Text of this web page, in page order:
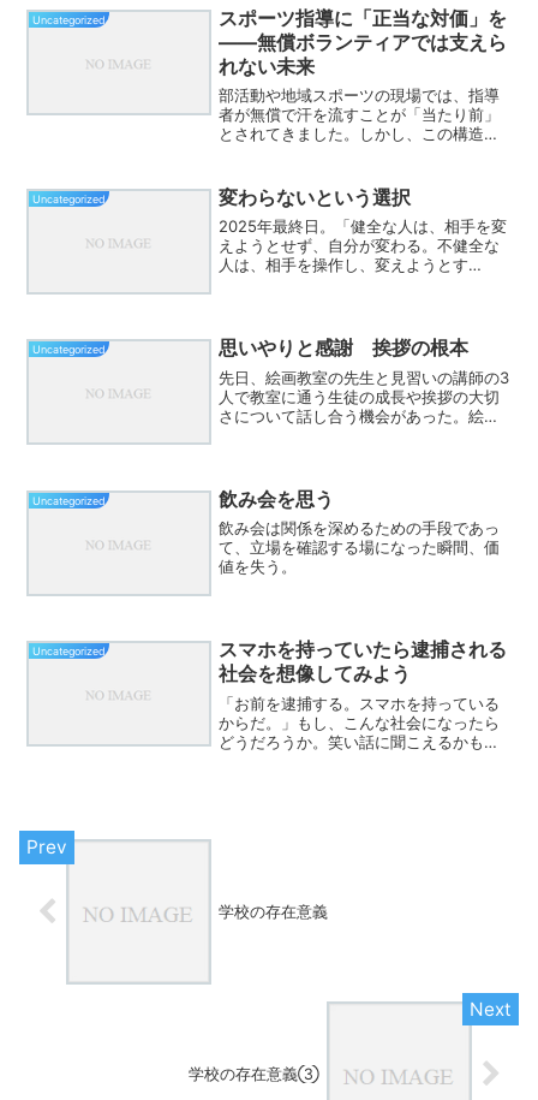
んな中、あなたが言った「何...
Uncategorized
スポーツ指導に「正当な対価」を
――無償ボランティアでは支えら
れない未来
部活動や地域スポーツの現場では、指導
者が無償で汗を流すことが「当たり前」
とされてきました。しかし、この構造は
も大きい。技術・安全管理・メンタルケ
ア――いずれも決して「つ...
Uncategorized 変わらないという選択
2025年最終日。「健全な人は、相手を変
えようとせず、自分が変わる。不健全な
人は、相手を操作し、変えようとす
験。そうした“外付けの力”...
Uncategorized 思いやりと感謝 挨拶の根本
先日、絵画教室の先生と見習いの講師の3
人で教室に通う生徒の成長や挨拶の大切
さについて話し合う機会があった。絵画
べたことが先生にとって...
Uncategorized 飲み会を思う
飲み会は関係を深めるための手段であっ
て、立場を確認する場になった瞬間、価
値を失う。
Uncategorized
スマホを持っていたら逮捕される
社会を想像してみよう
「お前を逮捕する。スマホを持っている
からだ。」もし、こんな社会になったら
どうだろうか。笑い話に聞こえるかもし
学校の存在意義
学校の存在意義③